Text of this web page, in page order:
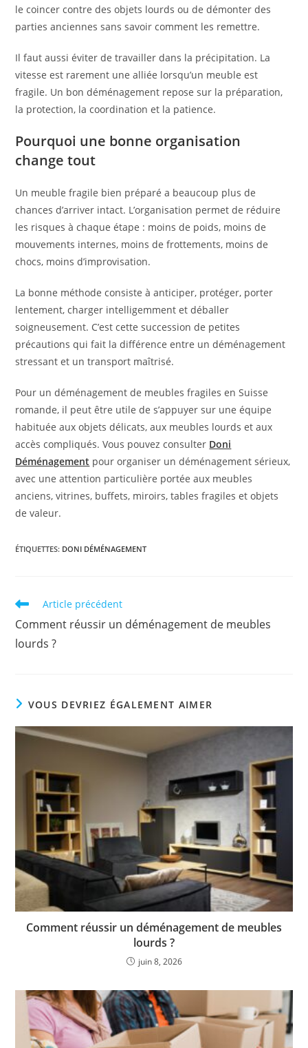
le coincer contre des objets lourds ou de démonter des
parties anciennes sans savoir comment les remettre.
Il faut aussi éviter de travailler dans la précipitation. La
vitesse est rarement une alliée lorsqu’un meuble est
fragile. Un bon déménagement repose sur la préparation,
la protection, la coordination et la patience.
Pourquoi une bonne organisation
change tout
Un meuble fragile bien préparé a beaucoup plus de
chances d’arriver intact. L’organisation permet de réduire
les risques à chaque étape : moins de poids, moins de
mouvements internes, moins de frottements, moins de
chocs, moins d’improvisation.
La bonne méthode consiste à anticiper, protéger, porter
lentement, charger intelligemment et déballer
soigneusement. C’est cette succession de petites
précautions qui fait la différence entre un déménagement
stressant et un transport maîtrisé.
Pour un déménagement de meubles fragiles en Suisse
romande, il peut être utile de s’appuyer sur une équipe
habituée aux objets délicats, aux meubles lourds et aux
accès compliqués. Vous pouvez consulter Doni
Déménagement pour organiser un déménagement sérieux,
avec une attention particulière portée aux meubles
anciens, vitrines, buffets, miroirs, tables fragiles et objets
de valeur.
ÉTIQUETTES: DONI DÉMÉNAGEMENT
Read
articles
Article précédent
Comment réussir un déménagement de meubles
lourds ?
VOUS DEVRIEZ ÉGALEMENT AIMER
Comment réussir un déménagement de meubles
lourds ?
juin 8, 2026